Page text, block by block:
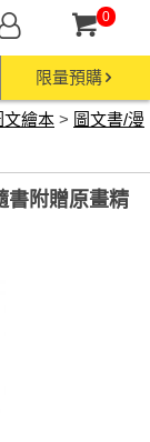
0
限量預購
文繪本 > 圖文書/漫
書附贈原畫精